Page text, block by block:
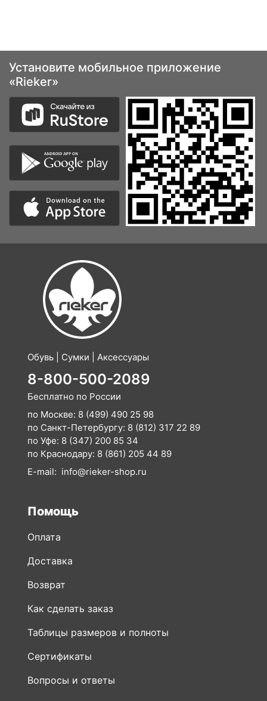
Установите мобильное приложение
«Rieker»
Обувь | Сумки | Аксессуары
8-800-500-2089
Бесплатно по России
по Москве: 8 (499) 490 25 98
по Санкт-Петербургу: 8 (812) 317 22 89
по Уфе: 8 (347) 200 85 34
по Краснодару: 8 (861) 205 44 89
E-mail: info@rieker-shop.ru
Помощь
Оплата
Доставка
Возврат
Как сделать заказ
Таблицы размеров и полноты
Сертификаты
Вопросы и ответы